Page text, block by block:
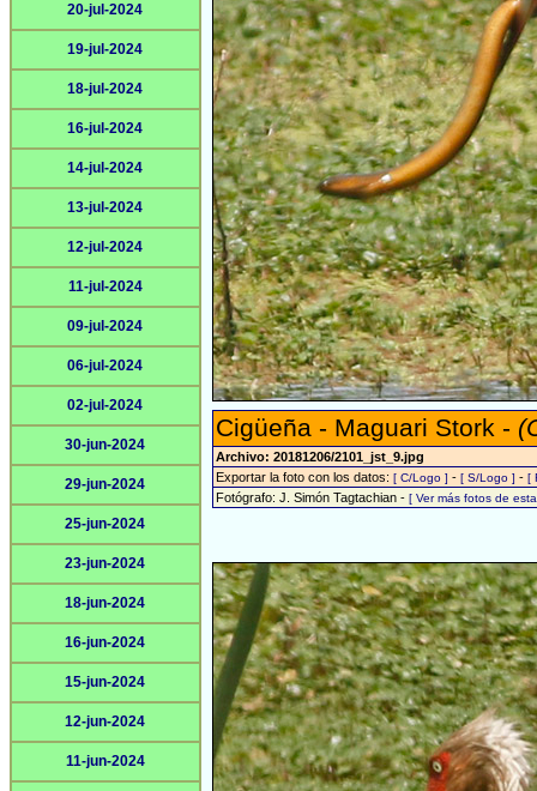
20-jul-2024
19-jul-2024
18-jul-2024
16-jul-2024
14-jul-2024
13-jul-2024
12-jul-2024
11-jul-2024
09-jul-2024
06-jul-2024
02-jul-2024
30-jun-2024
29-jun-2024
25-jun-2024
23-jun-2024
18-jun-2024
16-jun-2024
15-jun-2024
12-jun-2024
11-jun-2024
Cigüeña - Maguari Stork -
Archivo: 20181206/2101_jst_9.jpg
Exportar la foto con los datos: [ C/Logo ] - [ S/Logo ] - [
Fotógrafo: J. Simón Tagtachian - [ Ver más fotos de